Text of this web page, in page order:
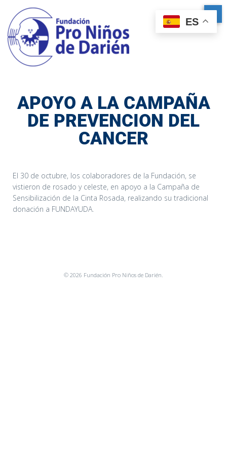
APOYO A LA CAMPAÑA
DE PREVENCION DEL
CANCER
El 30 de octubre, los colaboradores de la Fundación, se
vistieron de rosado y celeste, en apoyo a la Campaña de
Sensibilización de la Cinta Rosada, realizando su tradicional
donación a FUNDAYUDA.
© 2026 Fundación Pro Niños de Darién.
ES